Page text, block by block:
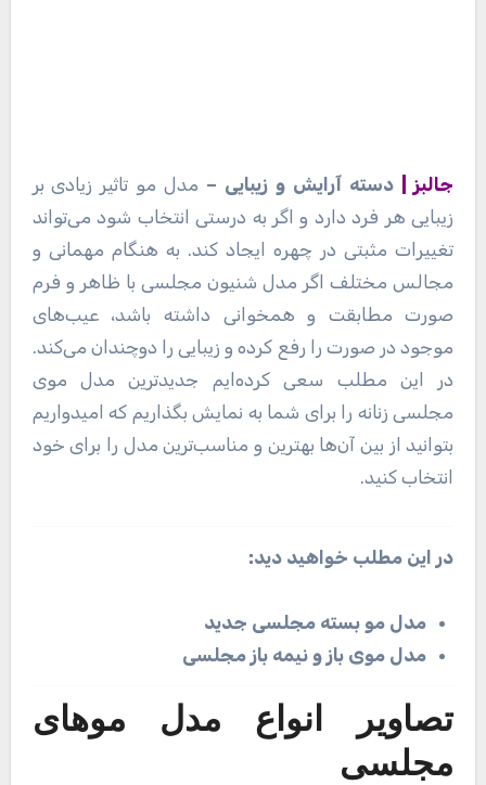
جالبز | دسته آرایش و زیبایی – مدل مو تاثیر زیادی بر
زیبایی هر فرد دارد و اگر به درستی انتخاب شود می‌تواند
تغییرات مثبتی در چهره ایجاد کند. به هنگام مهمانی و
مجالس مختلف اگر مدل شنیون مجلسی با ظاهر و فرم
صورت مطابقت و همخوانی داشته باشد، عیب‌های
موجود در صورت را رفع کرده و زیبایی را دوچندان می‌کند.
در این مطلب سعی کرده‌ایم جدیدترین مدل موی
مجلسی زنانه را برای شما به نمایش بگذاریم که امیدواریم
بتوانید از بین آن‌ها بهترین و مناسب‌ترین مدل را برای خود
انتخاب کنید.
در اين مطلب خواهید دید:
مدل مو بسته مجلسی جدید
مدل موی باز و نیمه باز مجلسی
تصاویر انواع مدل مو‌های
مجلسی